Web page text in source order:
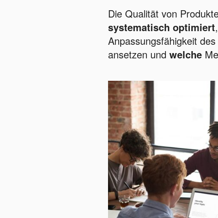
Die Qualität von
systematisch optimiert
Anpassungsfähigkeit
ansetzen und welche